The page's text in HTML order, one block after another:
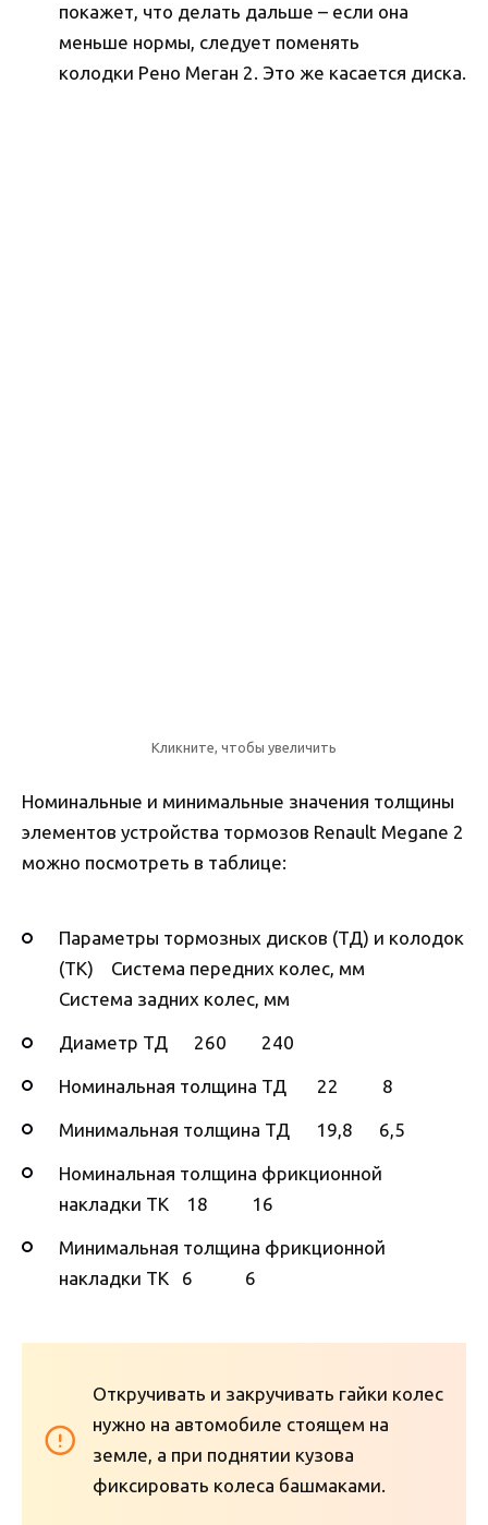
покажет, что делать дальше – если она
меньше нормы, следует поменять
колодки Рено Меган 2. Это же касается диска.
Кликните, чтобы увеличить
Номинальные и минимальные значения толщины
элементов устройства тормозов Renault Megane 2
можно посмотреть в таблице:
Параметры тормозных дисков (ТД) и колодок
(ТК) Система передних колес, мм
Система задних колес, мм
Диаметр ТД 260 240
Номинальная толщина ТД 22 8
Минимальная толщина ТД 19,8 6,5
Номинальная толщина фрикционной
накладки ТК 18 16
Минимальная толщина фрикционной
накладки ТК 6 6
Откручивать и закручивать гайки колес
нужно на автомобиле стоящем на
земле, а при поднятии кузова
фиксировать колеса башмаками.